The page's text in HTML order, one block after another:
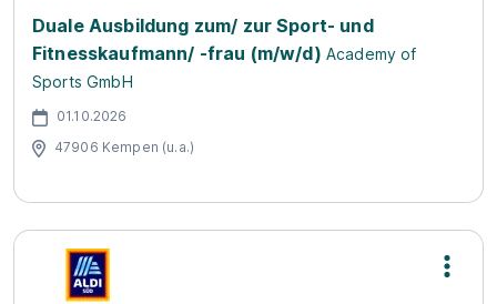
Duale Ausbildung zum/ zur Sport- und
Fitnesskaufmann/ -frau (m/w/d) Academy of
Sports GmbH
01.10.2026
47906 Kempen (u.a.)